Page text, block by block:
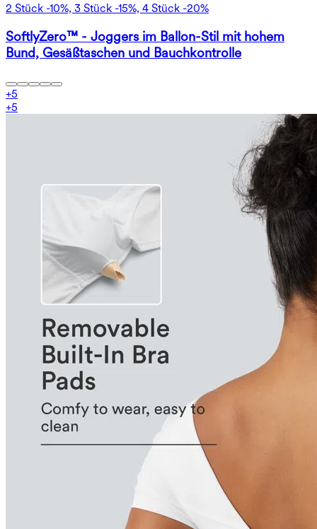
2 Stück -10%, 3 Stück -15%, 4 Stück -20%
SoftlyZero™ - Joggers im Ballon-Stil mit hohem
Bund, Gesäßtaschen und Bauchkontrolle
+5
+5